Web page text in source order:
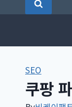
SEO
쿠팡